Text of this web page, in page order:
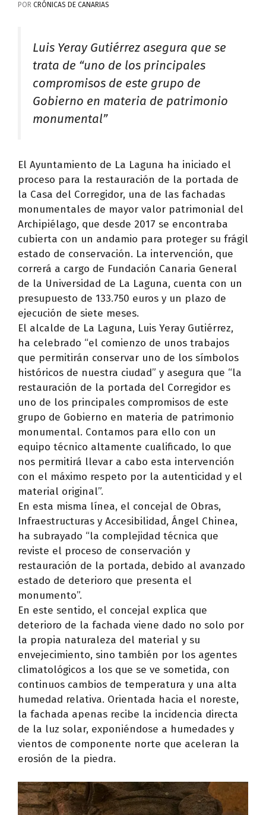
POR CRÓNICAS DE CANARIAS
Luis Yeray Gutiérrez asegura que se
trata de “uno de los principales
compromisos de este grupo de
Gobierno en materia de patrimonio
monumental”
El Ayuntamiento de La Laguna ha iniciado el
proceso para la restauración de la portada de
la Casa del Corregidor, una de las fachadas
monumentales de mayor valor patrimonial del
Archipiélago, que desde 2017 se encontraba
cubierta con un andamio para proteger su frágil
estado de conservación. La intervención, que
correrá a cargo de Fundación Canaria General
de la Universidad de La Laguna, cuenta con un
presupuesto de 133.750 euros y un plazo de
ejecución de siete meses.
El alcalde de La Laguna, Luis Yeray Gutiérrez,
ha celebrado “el comienzo de unos trabajos
que permitirán conservar uno de los símbolos
históricos de nuestra ciudad” y asegura que “la
restauración de la portada del Corregidor es
uno de los principales compromisos de este
grupo de Gobierno en materia de patrimonio
monumental. Contamos para ello con un
equipo técnico altamente cualificado, lo que
nos permitirá llevar a cabo esta intervención
con el máximo respeto por la autenticidad y el
material original”.
En esta misma línea, el concejal de Obras,
Infraestructuras y Accesibilidad, Ángel Chinea,
ha subrayado “la complejidad técnica que
reviste el proceso de conservación y
restauración de la portada, debido al avanzado
estado de deterioro que presenta el
monumento”.
En este sentido, el concejal explica que
deterioro de la fachada viene dado no solo por
la propia naturaleza del material y su
envejecimiento, sino también por los agentes
climatológicos a los que se ve sometida, con
continuos cambios de temperatura y una alta
humedad relativa. Orientada hacia el noreste,
la fachada apenas recibe la incidencia directa
de la luz solar, exponiéndose a humedades y
vientos de componente norte que aceleran la
erosión de la piedra.